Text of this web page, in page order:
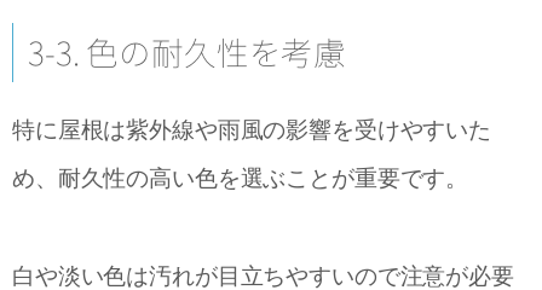
3-3. 色の耐久性を考慮
特に屋根は紫外線や雨風の影響を受けやすいた
め、耐久性の高い色を選ぶことが重要です。
白や淡い色は汚れが目立ちやすいので注意が必要